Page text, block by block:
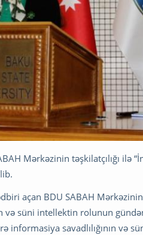
Mərkəzinin təşkilatçılığı ilə
açan BDU SABAH
və süni intellektin rolunun
informasiya savadlılığının və